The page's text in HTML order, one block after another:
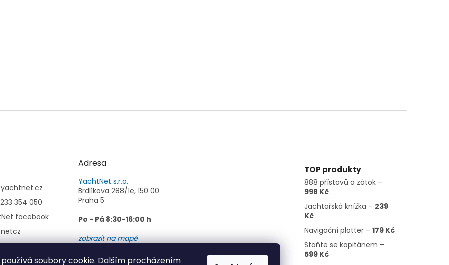
soubory cookie. Dalším procházením
yachtnet.cz
354 050
facebook
Adresa
YachtNet s.r.o.
Brdlíkova 288/1e, 150 00
Praha 5
Po - Pá 8:30-16:00 h
zobrazit na mapě
TOP produkty
888 přístavů a zátok –
998 Kč
Jachtařská knížka – 239
Kč
Navigační plotter –179 Kč
Staňte se kapitánem –
599 Kč